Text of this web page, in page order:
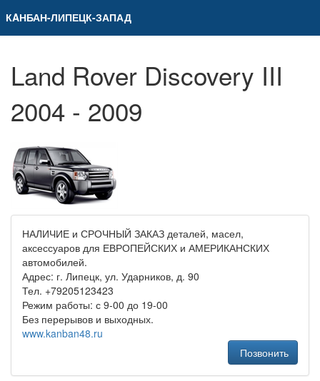
КAНБАН-ЛИПЕЦК-ЗАПАД
Land Rover Discovery III
2004 - 2009
НАЛИЧИЕ и СРОЧНЫЙ ЗАКАЗ деталей, масел,
аксессуаров для ЕВРОПЕЙСКИХ и АМЕРИКАНСКИХ
автомобилей.
Адрес: г. Липецк, ул. Ударников, д. 90
Тел. +79205123423
Режим работы: с 9-00 до 19-00
Без перерывов и выходных.
www.kanban48.ru
Позвонить